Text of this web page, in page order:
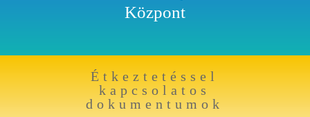
Központ
Étkeztetéssel
kapcsolatos
dokumentumok